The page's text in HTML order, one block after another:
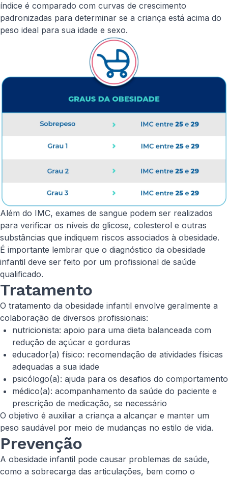
índice é comparado com curvas de crescimento
padronizadas para determinar se a criança está acima do
peso ideal para sua idade e sexo.
Além do IMC, exames de sangue podem ser realizados
para verificar os níveis de glicose, colesterol e outras
substâncias que indiquem riscos associados à obesidade.
É importante lembrar que o diagnóstico da obesidade
infantil deve ser feito por um profissional de saúde
qualificado.
Tratamento
O tratamento da obesidade infantil envolve geralmente a
colaboração de diversos profissionais:
nutricionista: apoio para uma dieta balanceada com
redução de açúcar e gorduras
educador(a) físico: recomendação de atividades físicas
adequadas a sua idade
psicólogo(a): ajuda para os desafios do comportamento
médico(a): acompanhamento da saúde do paciente e
prescrição de medicação, se necessário
O objetivo é auxiliar a criança a alcançar e manter um
peso saudável por meio de mudanças no estilo de vida.
Prevenção
A obesidade infantil pode causar problemas de saúde,
como a sobrecarga das articulações, bem como o